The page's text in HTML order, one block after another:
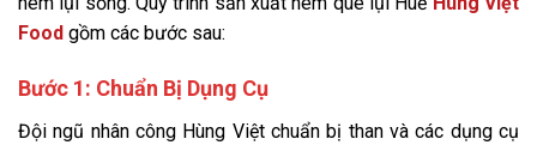
Food gồm các bước sau:
Bước 1: Chuẩn Bị Dụng Cụ
Đội ngũ nhân công Hùng Việt chuẩn bị than và các dụng cụ